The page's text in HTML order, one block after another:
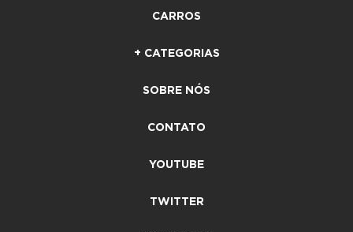
CARROS
+ CATEGORIAS
SOBRE NÓS
CONTATO
YOUTUBE
TWITTER